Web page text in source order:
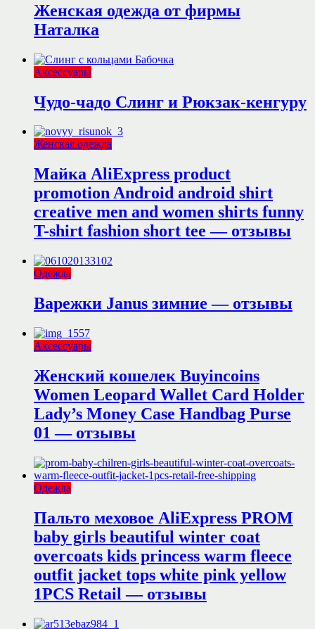
Женская одежда от фирмы
Наталка
Аксессуары
Чудо-чадо Слинг и Рюкзак-кенгуру
Женская одежда
Майка AliExpress product
promotion Android android shirt
creative men and women shirts funny
T-shirt fashion short tee — отзывы
Одежда
Варежки Janus зимние — отзывы
Аксессуары
Женский кошелек Buyincoins
Women Leopard Wallet Card Holder
Lady’s Money Case Handbag Purse
01 — отзывы
Одежда
Пальто меховое AliExpress PROM
baby girls beautiful winter coat
overcoats kids princess warm fleece
outfit jacket tops white pink yellow
1PCS Retail — отзывы